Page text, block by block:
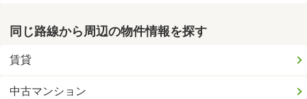
同じ路線から周辺の物件情報を探す
賃貸
中古マンション